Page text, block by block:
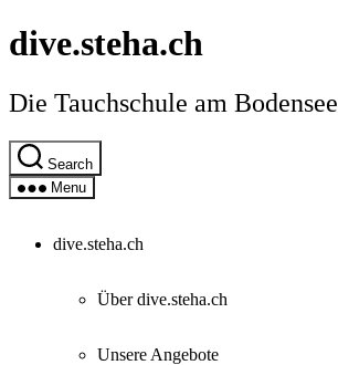
Skip
to
content
dive.steha.ch
Die Tauchschule am
Search
Menu
dive.steha.ch
Über dive.steha.ch
Unsere Angebote